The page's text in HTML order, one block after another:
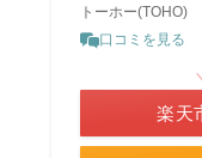
トーホー(TOHO)
口コミを見る
楽天